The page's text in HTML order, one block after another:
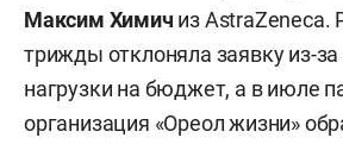
Максим Химич из AstraZeneca.
трижды отклоняла заявку из-
нагрузки на бюджет, а в июле
организация «Ореол жизни»